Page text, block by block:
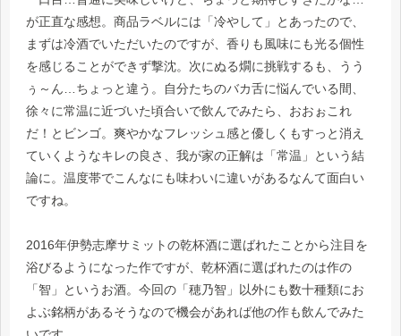
が正直な感想。商品ラベルには「冷やして」とあったので、
まずは冷酒でいただいたのですが、香りも風味にも光る個性
を感じることができず撃沈。次にぬる燗に挑戦するも、うう
ぅ～ん…ちょっと違う。自分たちのバカ舌に悩んでいる間、
徐々に常温に近づいた頃合いで飲んでみたら、おおぉこれ
だ！とビンゴ。爽やかなフレッシュ感と優しくもすっと消え
ていくようなキレの良さ、我が家の正解は「常温」という結
論に。温度帯でこんなにも味わいに違いがあるなんて面白い
ですね。
2016年伊勢志摩サミットの乾杯酒に選ばれたことから注目を
浴びるようになった作ですが、乾杯酒に選ばれたのは作の
「智」というお酒。今回の「穂乃智」以外にも数十種類にお
よぶ銘柄があるそうなので機会があれば他の作も飲んでみた